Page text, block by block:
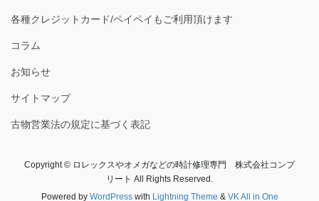
各種クレジットカード/ペイペイもご利用頂けます
コラム
お知らせ
サイトマップ
古物営業法の規定に基づく表記
Copyright © ロレックスやオメガなどの時計修理専門 株式会社コンプ
リート All Rights Reserved.
Powered by WordPresswith Lightning Theme & VK All in One